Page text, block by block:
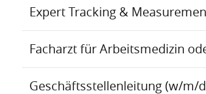
Expert Tracking &
Facharzt für Arbeitsmedizin
Geschäftsstellenleitung (w/m/